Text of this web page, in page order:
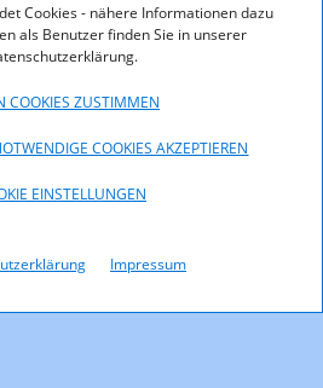
Cookies - nähere Informationen dazu
als Benutzer finden Sie in unserer
COOKIES ZUSTIMMEN
COOKIES AKZEPTIEREN
EINSTELLUNGEN
Impressum